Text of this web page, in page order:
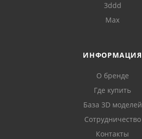
3ddd
Max
ИНФОРМАЦИЯ
О бренде
Где купить
База 3D моделей
Сотрудничество
Контакты